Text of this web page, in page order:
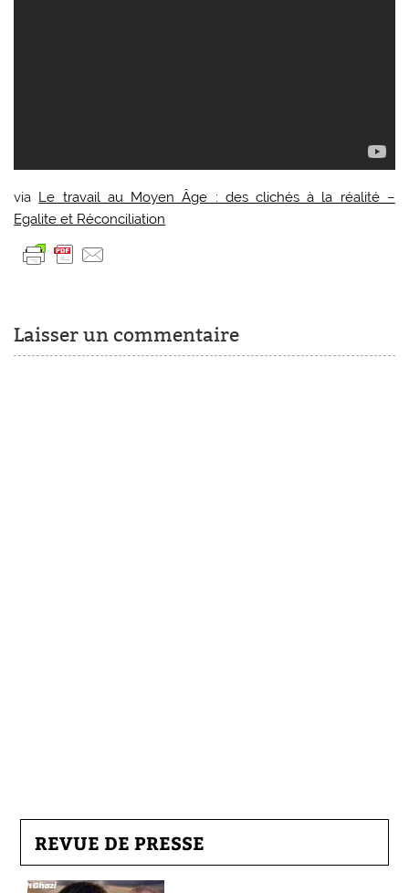
via Le travail au Moyen Âge : des clichés à la réalité –
Egalite et Réconciliation
Laisser un commentaire
REVUE DE PRESSE